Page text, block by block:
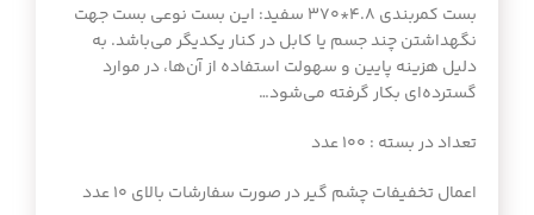
بست کمربندی ۴.۸*۳۷۰ سفید: این بست نوعی بست جهت
نگهداشتن چند جسم یا کابل در کنار یکدیگر می‌باشد. به
دلیل هزینه پایین و سهولت استفاده از آن‌ها، در موارد
گسترده‌ای بکار گرفته می‌شود…
تعداد در بسته : ۱۰۰ عدد
اعمال تخفیفات چشم گیر در صورت سفارشات بالای ۱۰ عدد